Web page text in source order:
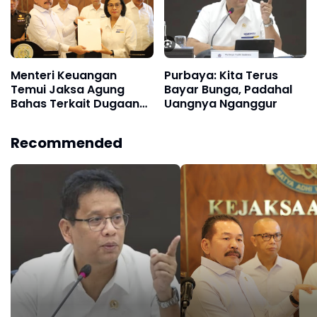
Menteri Keuangan
Temui Jaksa Agung
Bahas Terkait Dugaan
Senilai Rp 2,504 Triliun,
Ini 4 Perusahaannya
Purbaya: Kita Terus
Bayar Bunga, Padahal
Uangnya Nganggur
Recommended